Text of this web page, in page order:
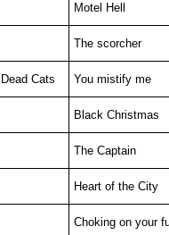
Motel Hell
The scorcher
Cats You mistify me
Black Christmas
The Captain
Heart of the City
Choking on your